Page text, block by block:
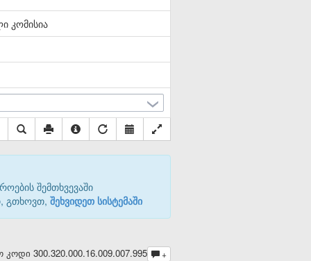
კომისია
შემთხვევაში
გთხოვთ, შეხვიდეთ სისტემაში
+
300.320.000.16.009.007.995